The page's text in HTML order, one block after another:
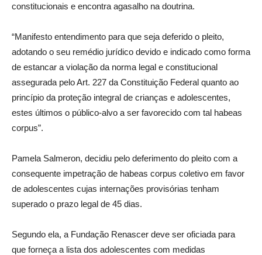
constitucionais e encontra agasalho na doutrina.
“Manifesto entendimento para que seja deferido o pleito,
adotando o seu remédio jurídico devido e indicado como forma
de estancar a violação da norma legal e constitucional
assegurada pelo Art. 227 da Constituição Federal quanto ao
princípio da proteção integral de crianças e adolescentes,
estes últimos o público-alvo a ser favorecido com tal habeas
corpus”.
Pamela Salmeron, decidiu pelo deferimento do pleito com a
consequente impetração de habeas corpus coletivo em favor
de adolescentes cujas internações provisórias tenham
superado o prazo legal de 45 dias.
Segundo ela, a Fundação Renascer deve ser oficiada para
que forneça a lista dos adolescentes com medidas